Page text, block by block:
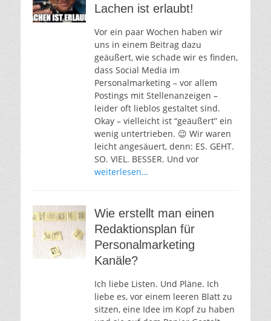
Lachen ist erlaubt!
Vor ein paar Wochen haben wir
uns in einem Beitrag dazu
geäußert, wie schade wir es finden,
dass Social Media im
Personalmarketing – vor allem
Postings mit Stellenanzeigen –
leider oft lieblos gestaltet sind.
Okay – vielleicht ist “geäußert” ein
wenig untertrieben. 😉 Wir waren
leicht angesäuert, denn: ES. GEHT.
SO. VIEL. BESSER. Und vor
weiterlesen…
Wie erstellt man einen
Redaktionsplan für
Personalmarketing
Kanäle?
Ich liebe Listen. Und Pläne. Ich
liebe es, vor einem leeren Blatt zu
sitzen, eine Idee im Kopf zu haben